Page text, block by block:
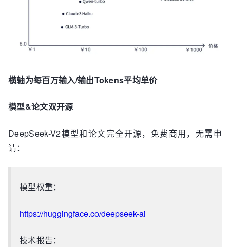
横轴为每百万输入/输出Tokens平均单价
模型&论文双开源
DeepSeek-V2模型和论文完全开源，免费商用，无需申
请：
模型权重：
https://huggingface.co/deepseek-ai
技术报告：